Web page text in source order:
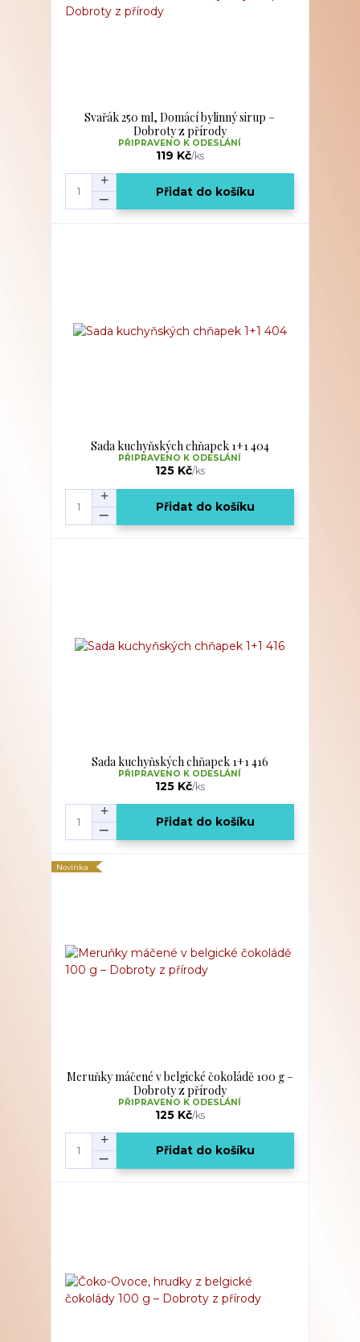
Svařák 250 ml, Domácí bylinný sirup –
Dobroty z přírody
119 Kč/ks
PŘIPRAVENO K ODESLÁNÍ
Přidat do košíku
Sada kuchyňských chňapek 1+1 404
125 Kč/ks
PŘIPRAVENO K ODESLÁNÍ
Přidat do košíku
Sada kuchyňských chňapek 1+1 416
125 Kč/ks
PŘIPRAVENO K ODESLÁNÍ
Přidat do košíku
Novinka
Meruňky máčené v belgické čokoládě 100 g –
Dobroty z přírody
125 Kč/ks
PŘIPRAVENO K ODESLÁNÍ
Přidat do košíku